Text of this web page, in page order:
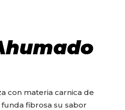
con materia carnica de
fibrosa su sabor